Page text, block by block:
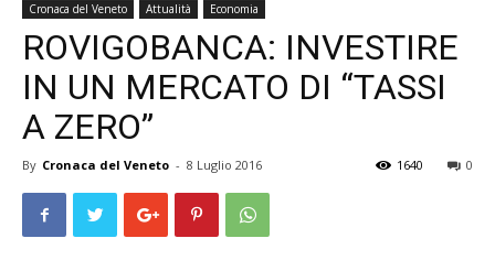
Veneto
Cronaca del Veneto Attualità Economia
ROVIGOBANCA: INVESTIRE
IN UN MERCATO DI “TASSI
A ZERO”
By Cronaca del Veneto - 8 Luglio 2016 0
1640